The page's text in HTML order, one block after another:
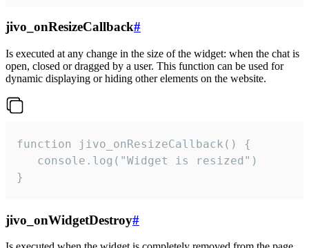
jivo_onResizeCallback#
Is executed at any change in the size of the widget: when the chat is
open, closed or dragged by a user. This function can be used for
dynamic displaying or hiding other elements on the website.
function jivo_onResizeCallback() {
   console.log("Widget is resized")
}
jivo_onWidgetDestroy#